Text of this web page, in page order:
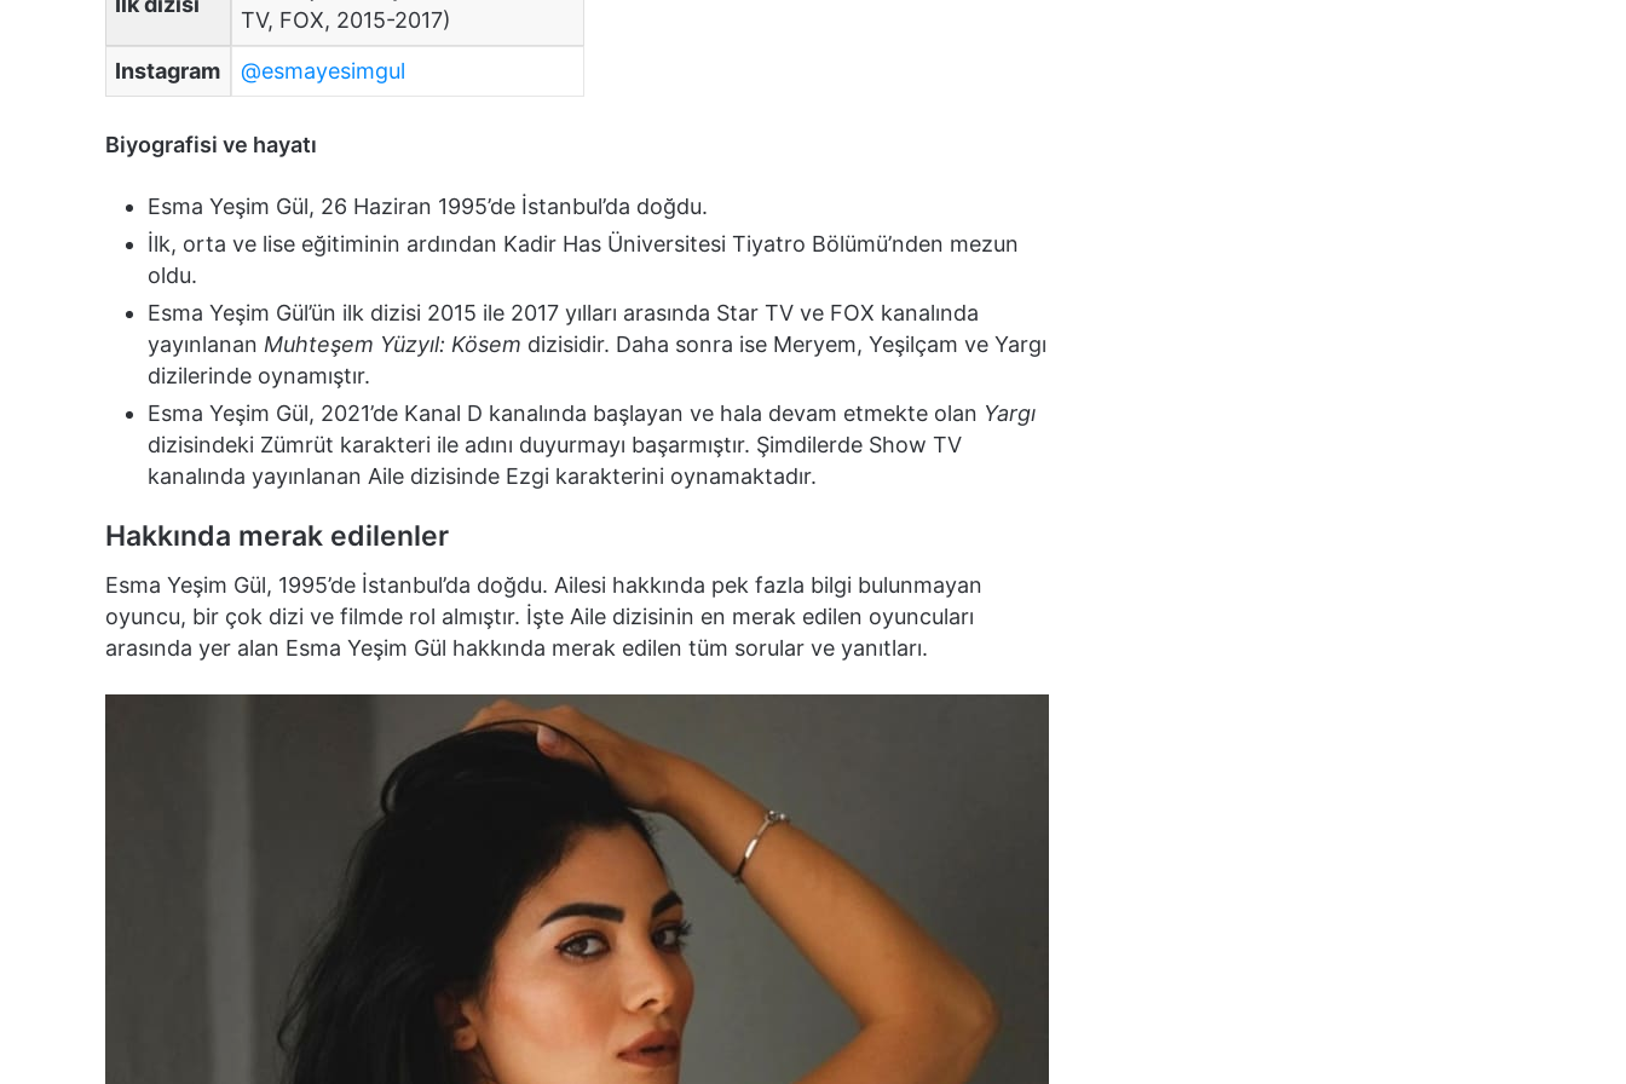
TV, FOX, 2015-2017)
Instagram
@esmayesimgul
Biyografisi ve hayatı
Esma Yeşim Gül, 26 Haziran 1995’de İstanbul’da doğdu.
İlk, orta ve lise eğitiminin ardından Kadir Has Üniversitesi Tiyatro Bölümü’nden mezun
oldu.
Esma Yeşim Gül’ün ilk dizisi 2015 ile 2017 yılları arasında Star TV ve FOX kanalında
yayınlanan Muhteşem Yüzyıl: Kösem dizisidir. Daha sonra ise Meryem, Yeşilçam ve Yargı
dizilerinde oynamıştır.
Esma Yeşim Gül, 2021’de Kanal D kanalında başlayan ve hala devam etmekte olan Yargı
dizisindeki Zümrüt karakteri ile adını duyurmayı başarmıştır. Şimdilerde Show TV
kanalında yayınlanan Aile dizisinde Ezgi karakterini oynamaktadır.
Hakkında merak edilenler
Esma Yeşim Gül, 1995’de İstanbul’da doğdu. Ailesi hakkında pek fazla bilgi bulunmayan
oyuncu, bir çok dizi ve filmde rol almıştır. İşte Aile dizisinin en merak edilen oyuncuları
arasında yer alan Esma Yeşim Gül hakkında merak edilen tüm sorular ve yanıtları.